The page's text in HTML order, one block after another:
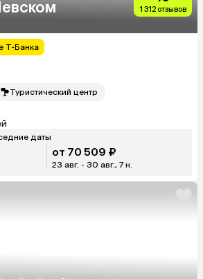
1 312 отзывов
Т-Банка
Туристический центр
даты
от 70 509 ₽
23 авг. - 30 авг., 7 н.